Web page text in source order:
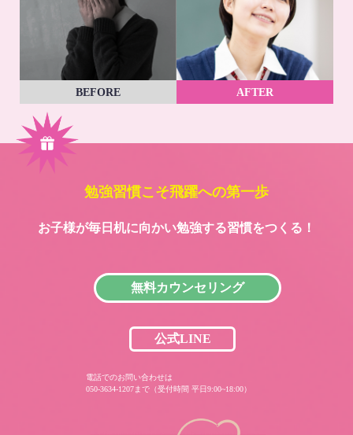
BEFORE AFTER
勉強習慣こそ飛躍への第一歩
お子様が毎日机に向かい勉強する習慣をつくる！
無料カウンセリング
公式LINE
電話でのお問い合わせは
050-3634-1207まで（受付時間 平日9:00~18:00）